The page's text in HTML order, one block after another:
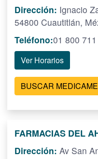
Dirección: Ignacio
54800 Cuautitlán,
Teléfono:01 800
Ver Horarios
BUSCAR
FARMACIAS DEL
Dirección: Av San